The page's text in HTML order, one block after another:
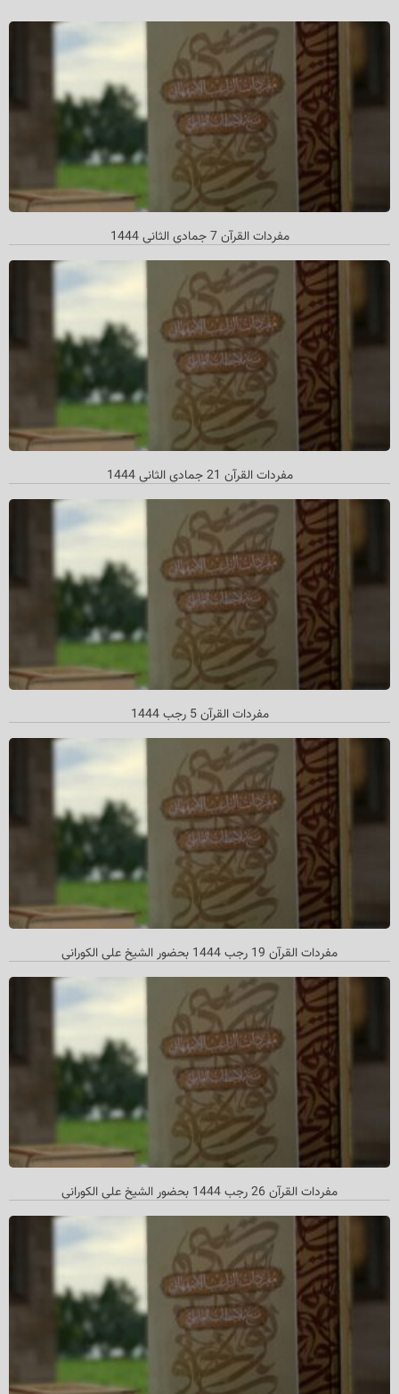
مفردات القرآن 7 جمادي الثاني 1444
مفردات القرآن 21 جمادي الثاني 1444
مفردات القرآن 5 رجب 1444
مفردات القرآن 19 رجب 1444 بحضور الشیخ علي الکوراني
مفردات القرآن 26 رجب 1444 بحضور الشيخ علي الكوراني